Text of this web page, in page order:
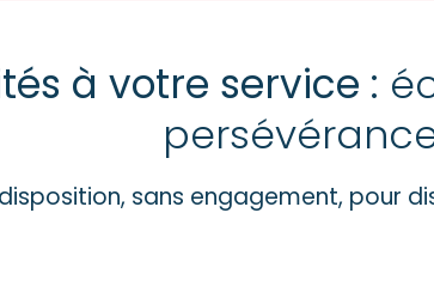
à votre service :
sans engagement, pour